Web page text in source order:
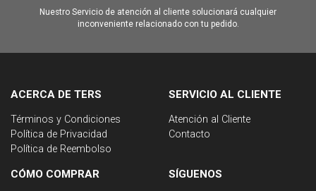
Nuestro Servicio de atención al cliente solucionará cualquier
inconveniente relacionado con tu pedido.
ACERCA DE TERS
Términos y Condiciones
Política de Privacidad
Política de Reembolso
SERVICIO AL CLIENTE
Atención al Cliente
Contacto
CÓMO COMPRAR SÍGUENOS